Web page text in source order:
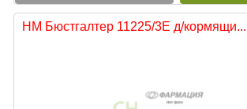
НМ Бюстгалтер 11225/3Е д/кормящи...